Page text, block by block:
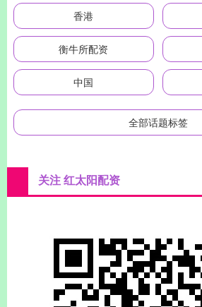
香港
衡牛所配资
中国
全部话题标签
关注 红太阳配资